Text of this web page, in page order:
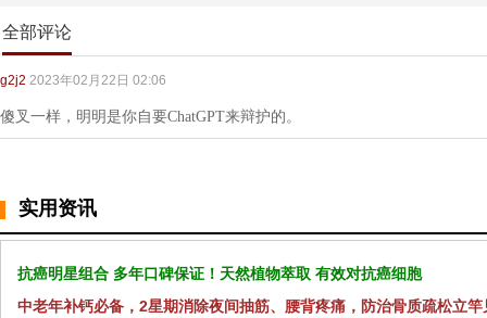
全部评论
g2j2 2023年02月22日 02:06
傻叉一样，明明是你自要ChatGPT来辩护的。
实用资讯
抗癌明星组合 多年口碑保证！天然植物萃取 有效对抗癌细胞
中老年补钙必备，2星期消除夜间抽筋、腰背疼痛，防治骨质疏松立竿